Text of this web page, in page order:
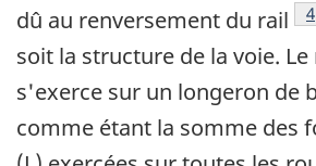
dû au renversement du rail
4
soit la structure de la voie.
s'exerce sur un longeron de
comme étant la somme des